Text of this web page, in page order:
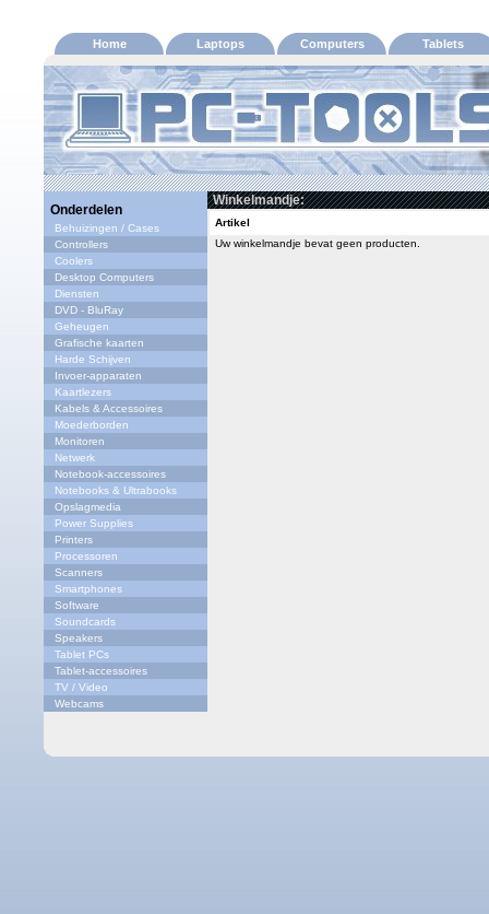
Home Laptops Computers Tablets
Onderdelen
Behuizingen / Cases
Controllers
Coolers
Desktop Computers
Diensten
DVD - BluRay
Geheugen
Grafische kaarten
Harde Schijven
Invoer-apparaten
Kaartlezers
Kabels & Accessoires
Moederborden
Monitoren
Netwerk
Notebook-accessoires
Notebooks & Ultrabooks
Opslagmedia
Power Supplies
Printers
Processoren
Scanners
Smartphones
Software
Soundcards
Speakers
Tablet PCs
Tablet-accessoires
TV / Video
Webcams
Winkelmandje:
Artikel
Uw winkelmandje bevat geen producten.